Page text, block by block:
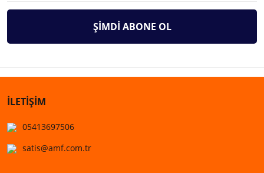
ŞİMDİ ABONE OL
İLETİŞİM
05413697506
satis@amf.com.tr